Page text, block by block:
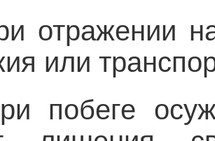
отражении
или
побеге